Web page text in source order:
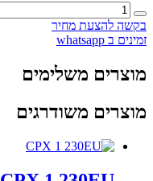
כמות
של
PVi-
בקשה להצעת מחיר
זמינים ב whatsapp
מוצרים משלימים
מוצרים משודרגים